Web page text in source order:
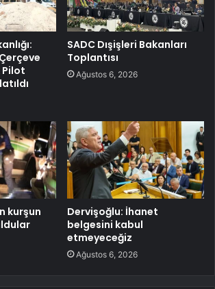
Pilot
SADC Dışişleri Bakanları
Toplantısı
Ağustos 6, 2026
kurşun
Dervişoğlu: İhanet
belgesini kabul
etmeyeceğiz
Ağustos 6, 2026